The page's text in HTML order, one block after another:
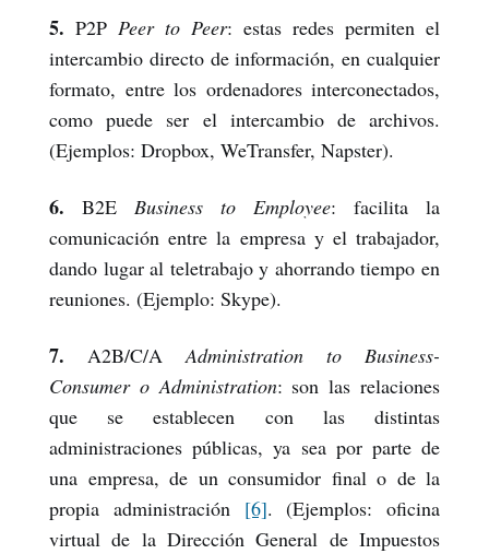
5. P2P Peer to Peer: estas redes permiten el
intercambio directo de información, en cualquier
formato, entre los ordenadores interconectados,
como puede ser el intercambio de archivos.
(Ejemplos: Dropbox, WeTransfer, Napster).
6. B2E Business to Employee:
facilita la
comunicación entre la empresa y el trabajador,
dando lugar al teletrabajo y ahorrando tiempo en
reuniones. (Ejemplo: Skype).
7. A2B/C/AAdministration to Business-
Consumer o Administration: son las relaciones
que se establecen con las distintas
administraciones públicas, ya sea por parte de
una empresa, de un consumidor final o de la
propia administración [6]. (Ejemplos: oficina
virtual de la Dirección General de Impuestos